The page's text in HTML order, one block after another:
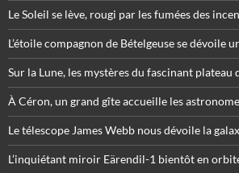
Le Soleil se lève, rougi par les fumées des
L’étoile compagnon de Bételgeuse se dévoile
Sur la Lune, les mystères du fascinant plateau
À Céron, un grand gîte accueille les
Le télescope James Webb nous dévoile la
L’inquiétant miroir Eärendil-1 bientôt en